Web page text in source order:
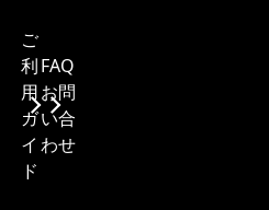
ご
利
用
ガ
イ
ド
FAQ・
お問
い合
わせ